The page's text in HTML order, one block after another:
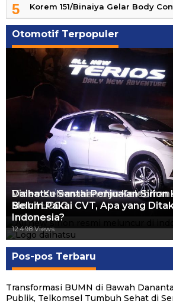
5 Korem 151/Binaiya Gelar Body
Otomotif Terpopuler
Video Kelemahan dan
13.424 Views
Daihatsu Santai Penjualan Sirion
Mobil LCGC
12.559 Views
Belum Pakai CVT, Apa yang
Indonesia?
12.498 Views
Pos-pos Terbaru
Transformasi BUMN di Bawah
Publik, Telkomsel Tumbuh Sehat di